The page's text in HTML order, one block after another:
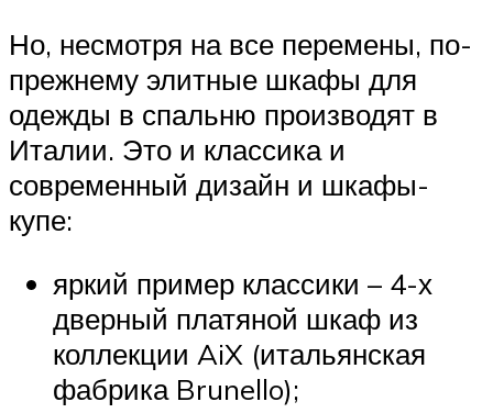
Но, несмотря на все перемены, по-
прежнему элитные шкафы для
одежды в спальню производят в
Италии. Это и классика и
современный дизайн и шкафы-
купе:
яркий пример классики – 4-х
дверный платяной шкаф из
коллекции AiX (итальянская
фабрика Brunello);